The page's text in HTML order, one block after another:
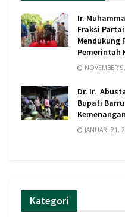
Ir.
Fraksi
Mendukung
Pemerintah
NOVEMBER
Dr. Ir.
Bupati
JANUARI 21,
Kategori